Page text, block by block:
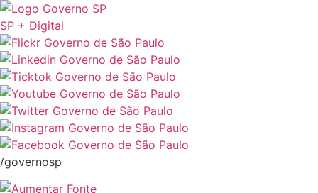
SP + Digital
/governosp